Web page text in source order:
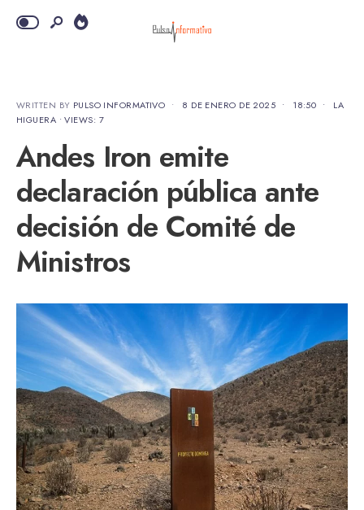
WRITTEN BY PULSO INFORMATIVO • 8 DE ENERO DE 2025 • 18:50 •
LA
HIGUERA •VIEWS: 7
Andes Iron emite
declaración pública ante
decisión de Comité de
Ministros